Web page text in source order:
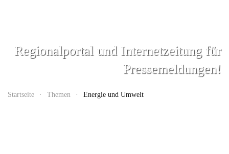
Regionalportal und Internetzeitung für
Pressemeldungen!
Startseite Themen Energie und Umwelt